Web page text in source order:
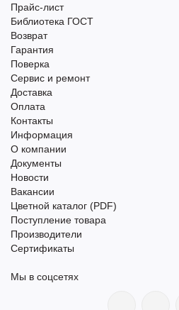
Прайс-лист
Библиотека ГОСТ
Возврат
Гарантия
Поверка
Сервис и ремонт
Доставка
Оплата
Контакты
Информация
О компании
Документы
Новости
Вакансии
Цветной каталог (PDF)
Поступление товара
Производители
Сертификаты
Мы в соцсетях